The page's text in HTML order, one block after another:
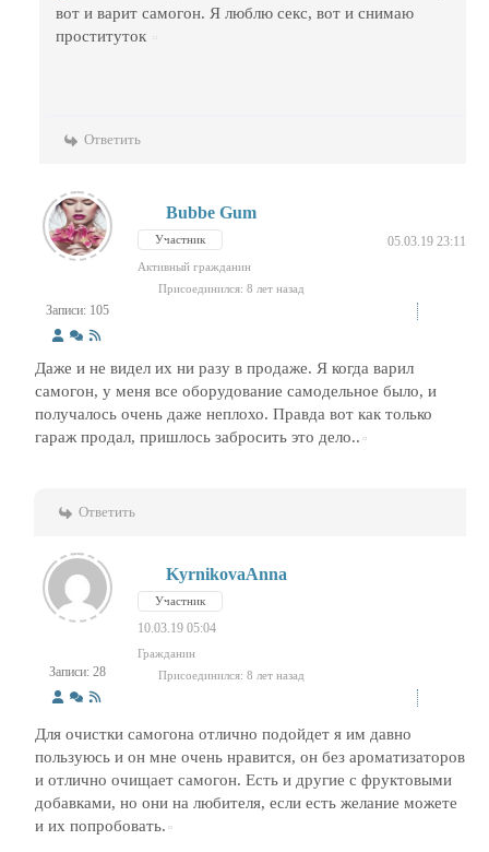
вот и варит самогон. Я люблю секс, вот и снимаю
проституток
Ответить
Записи: 105
Bubbe Gum
Участник 05.03.19 23:11
Активный гражданин
Присоединился: 8 лет назад
Даже и не видел их ни разу в продаже. Я когда варил
самогон, у меня все оборудование самодельное было, и
получалось очень даже неплохо. Правда вот как только
гараж продал, пришлось забросить это дело..
Ответить
Записи: 28
KyrnikovaAnna
Участник
10.03.19 05:04
Гражданин
Присоединился: 8 лет назад
Для очистки самогона отлично подойдет я им давно
пользуюсь и он мне очень нравится, он без ароматизаторов
и отлично очищает самогон. Есть и другие с фруктовыми
добавками, но они на любителя, если есть желание можете
и их попробовать.